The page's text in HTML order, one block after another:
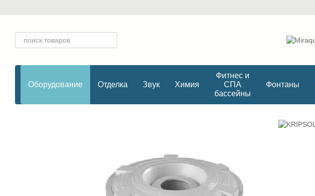
Оборудование Отделка Звук Химия
Фитнес и
СПА
бассейны
Фонтаны